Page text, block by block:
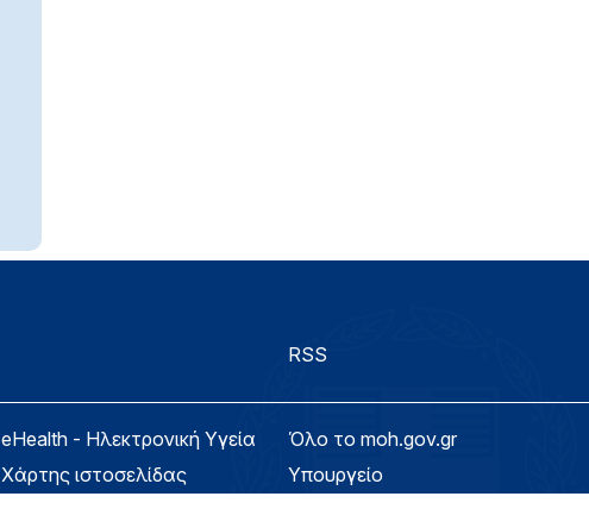
eHealth - Ηλεκτρονική Υγεία
Χάρτης ιστοσελίδας
RSS
Όλο το moh.gov.gr
Υπουργείο